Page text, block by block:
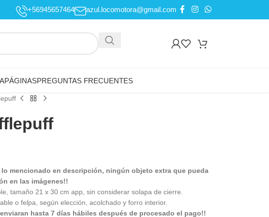
+56945657464 azul.locomotora@gmail.com
PREGUNTAS FRECUENTES
lo mencionado en descripción, ningún objeto extra que pueda
en las imágenes!!
tamaño 21 x 30 cm app, sin considerar solapa de cierre.
o felpa, según elección, acolchado y forro interior.
hasta 7 días hábiles después de procesado el pago!!